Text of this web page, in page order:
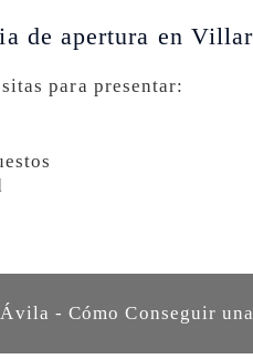
de apertura en
para presentar:
Ávila - Cómo Conseguir